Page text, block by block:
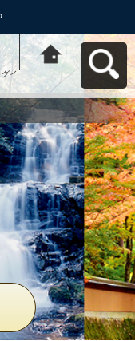
イ
みはら市民協働
サイト つなご
うねっとへ戻る